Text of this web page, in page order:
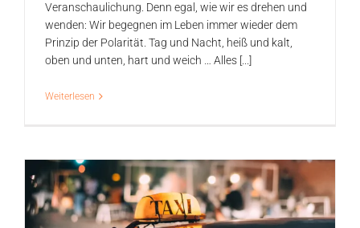
Veranschaulichung. Denn egal, wie wir es drehen und
wenden: Wir begegnen im Leben immer wieder dem
Prinzip der Polarität. Tag und Nacht, heiß und kalt,
oben und unten, hart und weich … Alles [...]
Weiterlesen